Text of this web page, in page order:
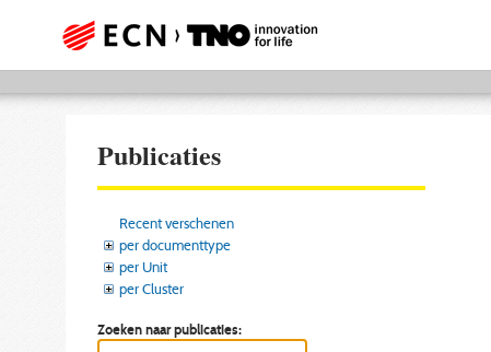
Publicaties
Recent verschenen
per documenttype
per Unit
per Cluster
Zoeken naar publicaties: